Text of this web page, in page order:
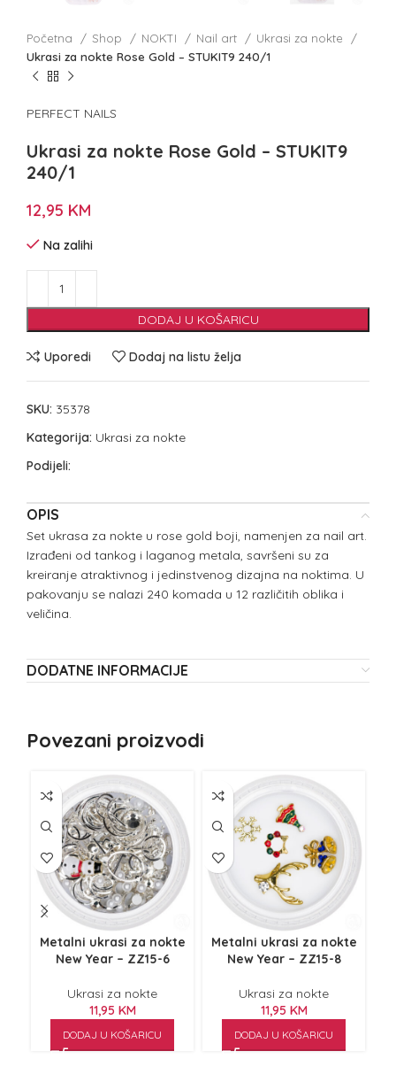
Početna Shop NOKTI Nail art
Ukrasi za nokte
Ukrasi za nokte Rose Gold – STUKIT9 240/1
PERFECT NAILS
Ukrasi za nokte Rose Gold – STUKIT9
240/1
12,95 KM
Na zalihi
DODAJ U KOŠARICU
Uporedi Dodaj na listu želja
SKU: 35378
Kategorija: Ukrasi za nokte
Podijeli:
OPIS
Set ukrasa za nokte u rose gold boji, namenjen za nail art.
Izrađeni od tankog i laganog metala, savršeni su za
kreiranje atraktivnog i jedinstvenog dizajna na noktima. U
pakovanju se nalazi 240 komada u 12 različitih oblika i
veličina.
DODATNE INFORMACIJE
Povezani proizvodi
Metalni ukrasi za nokte
New Year – ZZ15-6
Ukrasi za nokte
11,95 KM
DODAJ U KOŠARICU
Metalni ukrasi za nokte
New Year – ZZ15-8
Ukrasi za nokte
11,95 KM
DODAJ U KOŠARICU